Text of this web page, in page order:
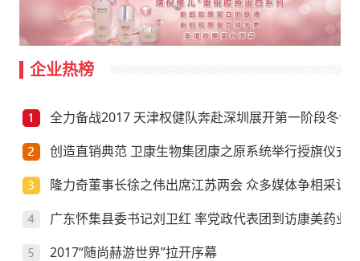
企业热榜
全力备战2017 天津权健队奔赴深圳展开第一阶段冬训
创造直销典范 卫康生物集团康之原系统举行授旗仪式
隆力奇董事长徐之伟出席江苏两会 众多媒体争相采访
广东怀集县委书记刘卫红 率党政代表团到访康美药业
2017“随尚赫游世界”拉开序幕